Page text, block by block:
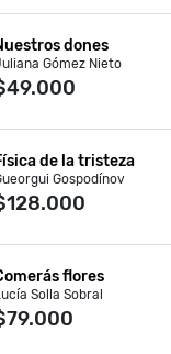
dones
Gómez Nieto
de la tristeza
Gospodínov
flores
Solla Sobral